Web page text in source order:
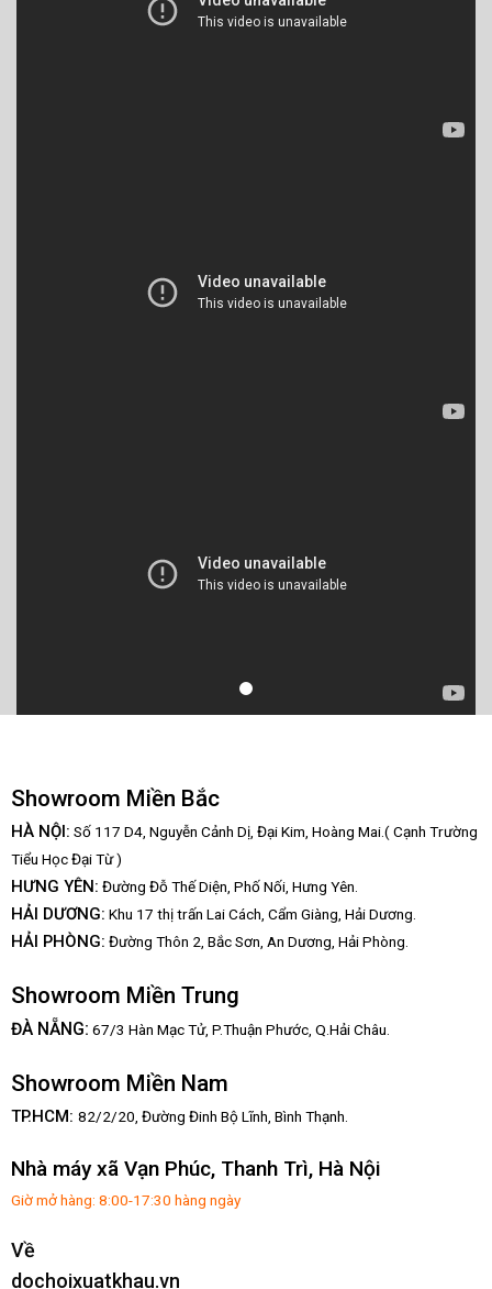
Showroom Miền Bắc
HÀ NỘI: Số 117 D4, Nguyễn Cảnh Dị, Đại Kim, Hoàng Mai.( Cạnh Trường
Tiểu Học Đại Từ )
HƯNG YÊN: Đường Đỗ Thế Diện, Phố Nối, Hưng Yên.
HẢI DƯƠNG: Khu 17 thị trấn Lai Cách, Cẩm Giàng, Hải Dương.
HẢI PHÒNG: Đường Thôn 2, Bắc Sơn, An Dương, Hải Phòng.
Showroom Miền Trung
ĐÀ NẴNG: 67/3 Hàn Mạc Tử, P.Thuận Phước, Q.Hải Châu.
Showroom Miền Nam
TP.HCM: 82/2/20, Đường Đinh Bộ Lĩnh, Bình Thạnh.
Nhà máy xã Vạn Phúc, Thanh Trì, Hà Nội
Giờ mở hàng: 8:00-17:30 hàng ngày
Về
dochoixuatkhau.vn